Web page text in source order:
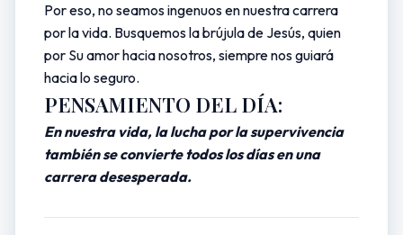
Por eso, no seamos ingenuos en nuestra carrera
por la vida. Busquemos la brújula de Jesús, quien
por Su amor hacia nosotros, siempre nos guiará
hacia lo seguro.
PENSAMIENTO DEL DÍA:
En nuestra vida, la lucha por la supervivencia
también se convierte todos los días en una
carrera desesperada.